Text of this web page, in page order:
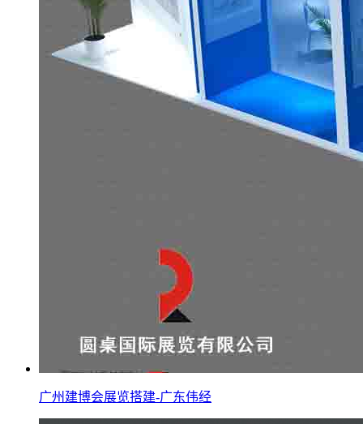
广州建博会展览搭建-广东伟经